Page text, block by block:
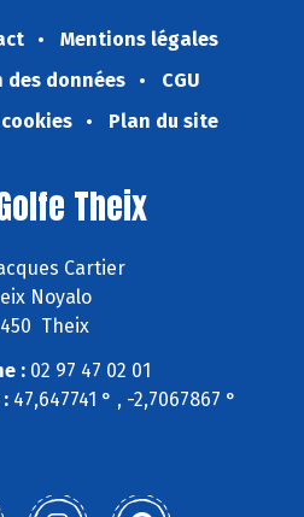
Mentions légales
données
CGU
Plan du site
Theix
Cartier
Noyalo
Theix
:02 97 47 02 01
47,647741 ° , -2,7067867 °